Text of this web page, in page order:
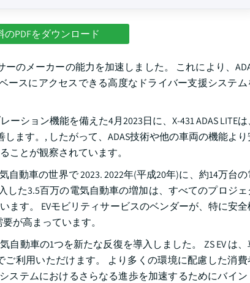
のPDFをダウンロード
のメーカーの能力を加速しました。 これにより、
ースにアクセスできる高度なドライバー支援システム
ション機能を備えた4月2023日に、X-431 ADAS LITEは
ます。, したがって、ADAS技術や他の車両の機能より
ことが観察されています。
自動車の世界で 2023. 2022年(平成20年)に、約14万台
た3.5百万の電気自動車の増加は、すべてのプロジェ
ます。 EVモビリティサービスのベンダーが、特に安全
が高まっています。
動車の1つを新たな反復を導入しました。 ZS EV は、
ご利用いただけます。 より多くの環境に配慮した消費
ステムにおけるさらなる進歩を加速するためにバイン